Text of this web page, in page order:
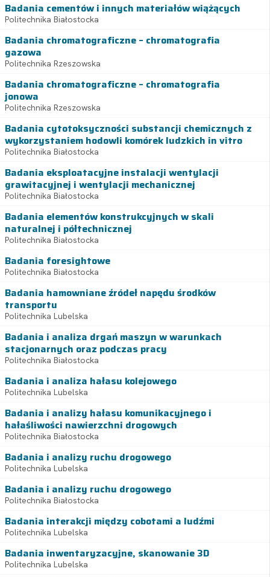
Badania cementów i innych materiałów wiążących
Politechnika Białostocka
Badania chromatograficzne – chromatografia
gazowa
Politechnika Rzeszowska
Badania chromatograficzne – chromatografia
jonowa
Politechnika Rzeszowska
Badania cytotoksyczności substancji chemicznych z
wykorzystaniem hodowli komórek ludzkich in vitro
Politechnika Białostocka
Badania eksploatacyjne instalacji wentylacji
grawitacyjnej i wentylacji mechanicznej
Politechnika Białostocka
Badania elementów konstrukcyjnych w skali
naturalnej i półtechnicznej
Politechnika Białostocka
Badania foresightowe
Politechnika Białostocka
Badania hamowniane źródeł napędu środków
transportu
Politechnika Lubelska
Badania i analiza drgań maszyn w warunkach
stacjonarnych oraz podczas pracy
Politechnika Białostocka
Badania i analiza hałasu kolejowego
Politechnika Lubelska
Badania i analizy hałasu komunikacyjnego i
hałaśliwości nawierzchni drogowych
Politechnika Białostocka
Badania i analizy ruchu drogowego
Politechnika Lubelska
Badania i analizy ruchu drogowego
Politechnika Białostocka
Badania interakcji między cobotami a ludźmi
Politechnika Lubelska
Badania inwentaryzacyjne, skanowanie 3D
Politechnika Lubelska